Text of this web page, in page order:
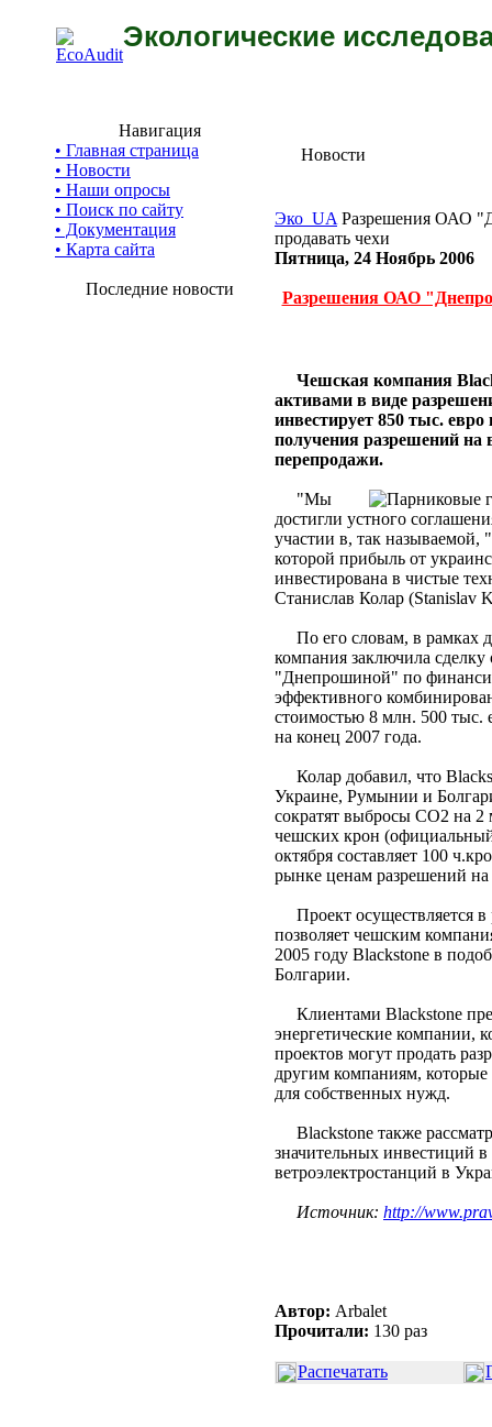
Экологические
Навигация
• Главная страница
• Новости
• Наши опросы
• Поиск по сайту
• Документация
• Карта сайта
Последние новости
Новости
Эко_UA Разрешения ОАО
продавать чехи
Пятница, 24 Ноябрь 2006
Разрешения ОАО
Чешская компания
активами в виде
инвестирует 850 тыс.
получения разрешений на
перепродажи.
"Мы
достигли устного
участии в, так
которой прибыль от
инвестирована в чистые
Станислав Колар (Stanislav
По его словам, в рамках
компания заключила
"Днепрошиной" по
эффективного
стоимостью 8 млн. 500 тыс.
на конец 2007 года.
Колар добавил, что
Украине, Румынии и
сократят выбросы CO2 на
чешских крон
октября составляет 100
рынке ценам разрешений
Проект осуществляется в
позволяет чешским
2005 году Blackstone в
Болгарии.
Клиентами Blackstone
энергетические компании,
проектов могут продать
другим компаниям,
для собственных нужд.
Blackstone также
значительных инвестиций в
ветроэлектростанций в
Источник: http://
Автор: Arbalet
Прочитали: 130 раз
Распечатать